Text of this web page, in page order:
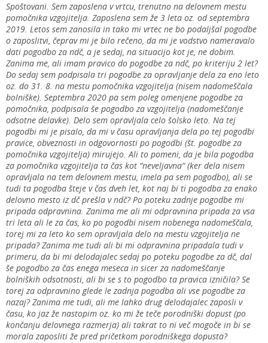
Spoštovani. Sem zaposlena v vrtcu, trenutno na delovnem mestu
pomočnika vzgojitelja. Zaposlena sem že 3 leta oz. od septembra
2019. Letos sem zanosila in tako mi vrtec ne bo podaljšal pogodbe
o zaposlitvi, čeprav mi je bilo rečeno, da mi je vodstvo nameravalo
dati pogodbo za ndč, a je sedaj, na situacijo kot je, ne dobim.
Zanima me, ali imam pravico do pogodbe za ndč, po kriteriju 2 let?
Do sedaj sem podpisala tri pogodbe za opravljanje dela za eno leto
oz. do 31. 8. na mestu pomočnika vzgojitelja (nisem nadomeščala
bolniške). Septembra 2020 pa sem poleg omenjene pogodbe za
pomočnika, podpisala še pogodbo za vzgojitelja (nadomeščanje
odsotne delavke). Delo sem opravljala celo šolsko leto. Na tej
pogodbi mi je pisalo, da mi v času opravljanja dela po tej pogodbi
pravice, obveznosti in odgovornosti po pogodbi (št. pogodbe za
pomočnika vzgojitelja) mirujejo. Ali to pomeni, da je bila pogodba
za pomočnika vzgojitelja ta čas kot “neveljavna“ (ker dela nisem
opravljala na tem delovnem mestu, imela pa sem pogodbo), ali se
tudi ta pogodba šteje v čas dveh let, kot naj bi ti pogodba za enako
delovno mesto iz dč prešla v ndč? Po poteku zadnje pogodbe mi
pripada odpravnina. Zanima me ali mi odpravnina pripada za vsa
tri leta ali le za čas, ko po pogodbi nisem nobenega nadomeščala,
torej mi za leto ko sem opravljala delo na mestu vzgojitelja ne
pripada? Zanima me tudi ali bi mi odpravnina pripadala tudi v
primeru, da bi mi delodajalec sedaj po poteku pogodbe za dč, dal
še pogodbo za čas enega meseca in sicer za nadomeščanje
bolniških odsotnosti, ali bi se s to pogodbo ta pravica izničila? Se
torej za odpravnino glede le zadnja pogodba ali vse pogodbe za
nazaj? Zanima me tudi, ali me lahko drug delodajalec zaposli v
času, ko jaz že nastopim oz. ko mi že teče porodniški dopust (po
končanju delovnega razmerja) ali takrat to ni več mogoče in bi se
morala zaposliti že pred pričetkom porodniškega dopusta?